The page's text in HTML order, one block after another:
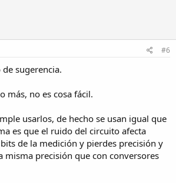
#6
sugerencia.
más, no es cosa fácil.
usarlos, de hecho se usan igual que
es que el ruido del circuito afecta
de la medición y pierdes precisión y
misma precisión que con conversores